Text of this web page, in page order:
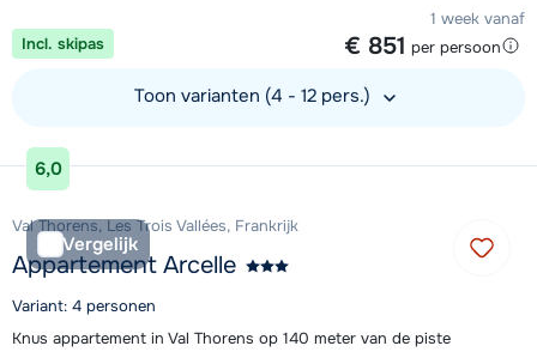
1 week vanaf
€ 851 per persoon
Incl. skipas
Toon varianten (4 - 12 pers.)
Bekijk accommodatie
6,0
Vergelijk
Val Thorens, Les Trois Vallées, Frankrijk
Appartement Arcelle
Variant: 4 personen
Knus appartement in Val Thorens op 140 meter van de piste